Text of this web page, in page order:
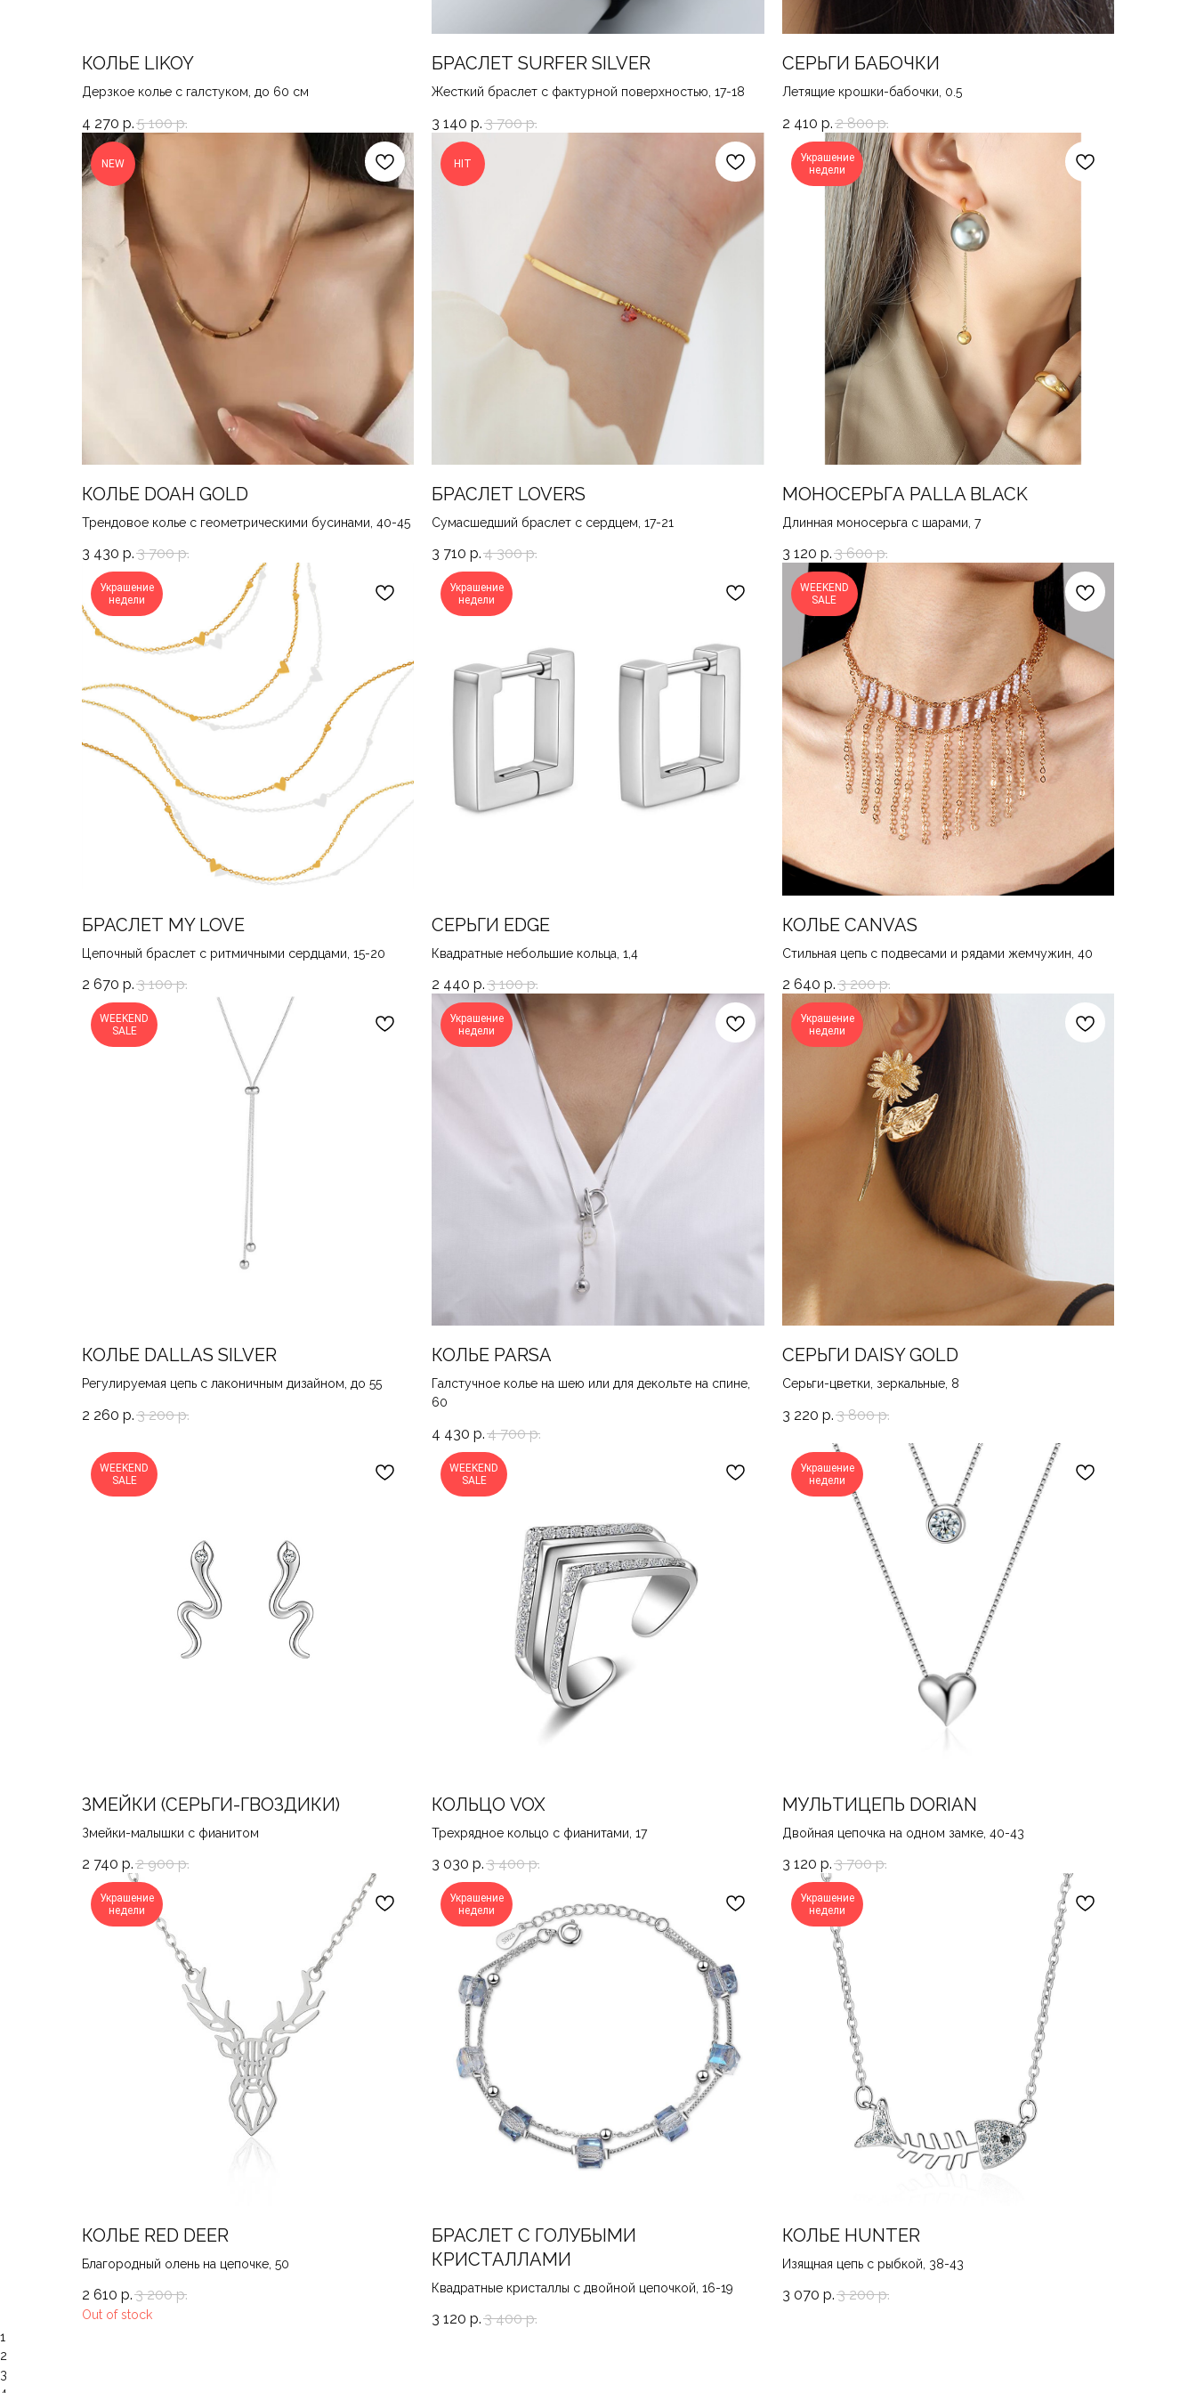
КОЛЬЕ LIKOY
Дерзкое колье с галстуком, до 60 см
4 270 р. 5 100 р.
БРАСЛЕТ SURFER SILVER
Жесткий браслет с фактурной поверхностью, 17-18
3 140 р. 3 700 р.
СЕРЬГИ БАБОЧКИ
Летящие крошки-бабочки, 0.5
2 410 р.2 800 р.
NEW
КОЛЬЕ DOAH GOLD
Трендовое колье с геометрическими бусинами, 40-45
3 430 р. 3 700 р.
HIT
БРАСЛЕТ LOVERS
Сумасшедший браслет с сердцем, 17-21
3 710 р. 4 300 р.
Украшение
недели
МОНОСЕРЬГА PALLA BLACK
Длинная моносерьга с шарами, 7
3 120 р.3 600 р.
Украшение
недели
БРАСЛЕТ MY LOVE
Цепочный браслет с ритмичными сердцами, 15-20
2 670 р. 3 100 р.
Украшение
недели
СЕРЬГИ EDGE
Квадратные небольшие кольца, 1,4
2 440 р. 3 100 р.
WEEKEND
SALE
КОЛЬЕ CANVAS
Стильная цепь с подвесами и рядами жемчужин, 40
2 640 р.3 200 р.
WEEKEND
SALE
КОЛЬЕ DALLAS SILVER
Регулируемая цепь с лаконичным дизайном, до 55
2 260 р. 3 200 р.
Украшение
недели
КОЛЬЕ PARSA
Галстучное колье на шею или для декольте на спине,
60
4 430 р. 4 700 р.
Украшение
недели
СЕРЬГИ DAISY GOLD
Серьги-цветки, зеркальные, 8
3 220 р.3 800 р.
WEEKEND
SALE
ЗМЕЙКИ (СЕРЬГИ-ГВОЗДИКИ)
Змейки-малышки с фианитом
2 740 р. 2 900 р.
WEEKEND
SALE
КОЛЬЦО VOX
Трехрядное кольцо с фианитами, 17
3 030 р. 3 400 р.
Украшение
недели
МУЛЬТИЦЕПЬ DORIAN
Двойная цепочка на одном замке, 40-43
3 120 р.3 700 р.
Украшение
недели
КОЛЬЕ RED DEER
Благородный олень на цепочке, 50
2 610 р. 3 200 р.
Out of stock
Украшение
недели
БРАСЛЕТ С ГОЛУБЫМИ
КРИСТАЛЛАМИ
Квадратные кристаллы с двойной цепочкой, 16-19
3 120 р. 3 400 р.
Украшение
недели
КОЛЬЕ HUNTER
Изящная цепь с рыбкой, 38-43
3 070 р.3 200 р.
1
2
3